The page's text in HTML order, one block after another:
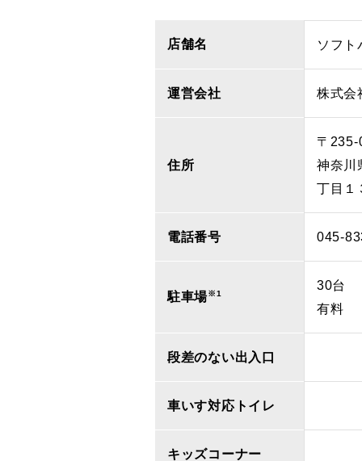
店舗名 ソフト
運営会社 株式会
住所
〒235-
神奈川
丁目１
電話番号 045-
駐車場※1
30台
有料
段差のない出入口
車いす対応トイレ
キッズコーナー